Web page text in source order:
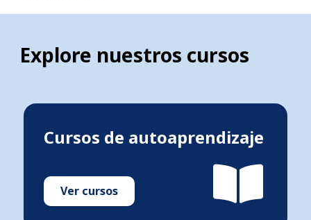
Explore nuestros cursos
Cursos de autoaprendizaje
Ver cursos